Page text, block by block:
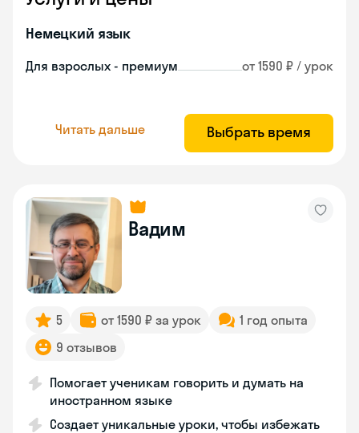
Немецкий язык
Для взрослых - премиум от 1590 ₽ / урок
Читать дальше Выбрать время
Вадим
5 от 1590 ₽ за урок
1 год опыта
9 отзывов
Помогает ученикам говорить и думать на
иностранном языке
Создает уникальные уроки, чтобы избежать